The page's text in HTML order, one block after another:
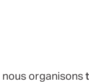
nous organisons